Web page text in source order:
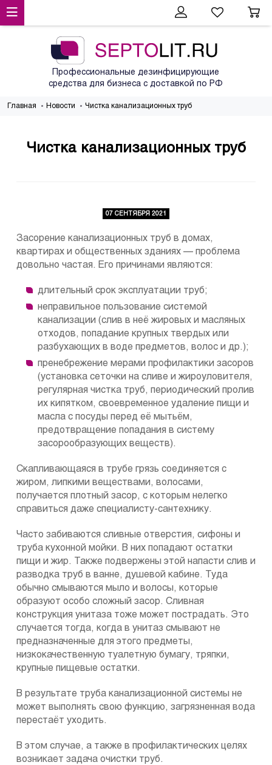
Профессиональные дезинфицирующие
средства для бизнеса с доставкой по РФ
Главная Новости Чистка канализационных труб
Чистка канализационных труб
07 СЕНТЯБРЯ 2021
Засорение канализационных труб в домах,
квартирах и общественных зданиях — проблема
довольно частая. Его причинами являются:
длительный срок эксплуатации труб;
неправильное пользование системой
канализации (слив в неё жировых и масляных
отходов, попадание крупных твердых или
разбухающих в воде предметов, волос и др.);
пренебрежение мерами профилактики засоров
(установка сеточки на сливе и жироуловителя,
регулярная чистка труб, периодический пролив
их кипятком, своевременное удаление пищи и
масла с посуды перед её мытьём,
предотвращение попадания в систему
засорообразующих веществ).
Скапливающаяся в трубе грязь соединяется с
жиром, липкими веществами, волосами,
получается плотный засор, с которым нелегко
справиться даже специалисту-сантехнику.
Часто забиваются сливные отверстия, сифоны и
труба кухонной мойки. В них попадают остатки
пищи и жир. Также подвержены этой напасти слив и
разводка труб в ванне, душевой кабине. Туда
обычно смываются мыло и волосы, которые
образуют особо сложный засор. Сливная
конструкция унитаза тоже может пострадать. Это
случается тогда, когда в унитаз смывают не
предназначенные для этого предметы,
низкокачественную туалетную бумагу, тряпки,
крупные пищевые остатки.
В результате труба канализационной системы не
может выполнять свою функцию, загрязненная вода
перестаёт уходить.
В этом случае, а также в профилактических целях
возникает задача очистки труб.